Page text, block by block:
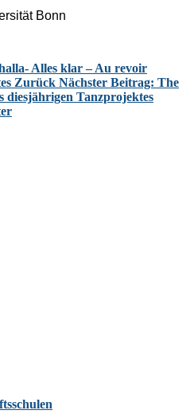
Bonn
Alles klar – Au revoir
Zurück Nächster Beitrag: The
diesjährigen Tanzprojektes